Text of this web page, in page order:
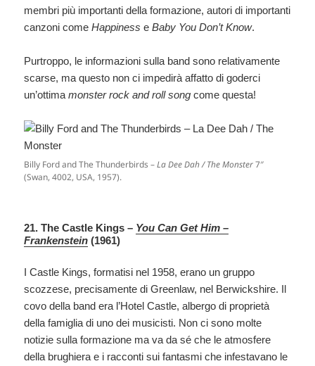
membri più importanti della formazione, autori di importanti
canzoni comeHappiness eBaby You Don’t Know.
Purtroppo, le informazioni sulla band sono relativamente
scarse, ma questo non ci impedirà affatto di goderci
un’ottimamonster rock and roll song come questa!
Billy Ford and The Thunderbirds –La Dee Dah /The Monster7″
(Swan, 4002, USA, 1957).
21. The Castle Kings – You Can Get Him –
Frankenstein (1961)
I Castle Kings, formatisi nel 1958, erano un gruppo
scozzese, precisamente di Greenlaw, nel Berwickshire. Il
covo della band era l’Hotel Castle, albergo di proprietà
della famiglia di uno dei musicisti. Non ci sono molte
notizie sulla formazione ma va da sé che le atmosfere
della brughiera e i racconti sui fantasmi che infestavano le